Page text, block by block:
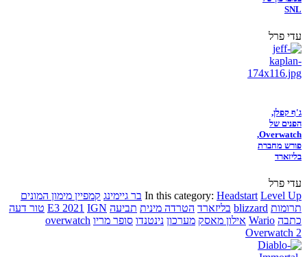
SNL
עדי פרל
ג'ף קפלן,
הפנים של
Overwatch,
פורש מחברת
בליזארד
עדי פרל
In this category: Headstart Level Up בר גיימינג קמפיין מימון המונים
תרומות blizzard בליזארד הטרדה מינית תביעה E3 2021 IGN
טור דעה
כתבה Wario אילון מאסק מערכון נינטנדו סופר מריו overwatch
Overwatch 2